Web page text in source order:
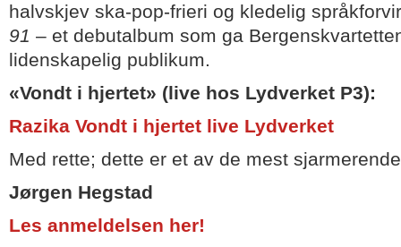
halvskjev ska-pop-frieri og kledelig
91 – et debutalbum som ga
lidenskapelig publikum.
«Vondt i hjertet» (live hos Lydverket P3):
Razika Vondt i hjertet live Lydverket
Med rette; dette er et av de mest
Jørgen Hegstad
Les anmeldelsen her!